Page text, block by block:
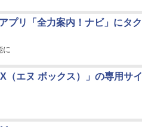
プリ「全力案内！ナビ」にタク
に
（エヌ ボックス）」の専用サイ